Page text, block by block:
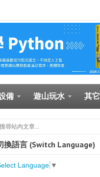
備 遊山玩水 其它
換語言 (Switch Language)
Language ▼